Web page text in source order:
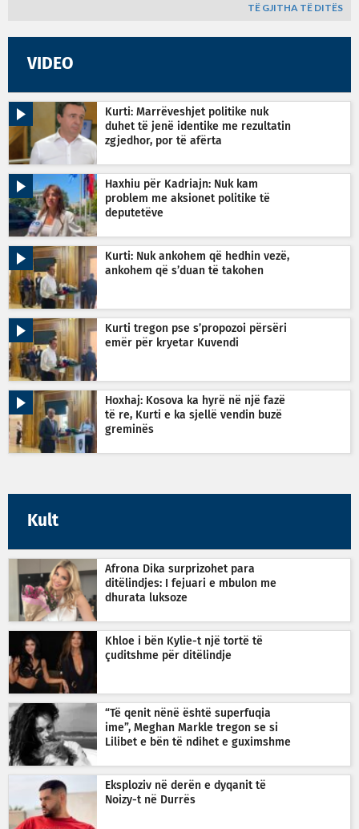
TË GJITHA TË DITËS
VIDEO
Kurti: Marrëveshjet politike nuk
duhet të jenë identike me rezultatin
zgjedhor, por të afërta
Haxhiu për Kadriajn: Nuk kam
problem me aksionet politike të
deputetëve
Kurti: Nuk ankohem që hedhin vezë,
ankohem që s’duan të takohen
Kurti tregon pse s’propozoi përsëri
emër për kryetar Kuvendi
Hoxhaj: Kosova ka hyrë në një fazë
të re, Kurti e ka sjellë vendin buzë
greminës
Kult
Afrona Dika surprizohet para
ditëlindjes: I fejuari e mbulon me
dhurata luksoze
Khloe i bën Kylie-t një tortë të
çuditshme për ditëlindje
“Të qenit nënë është superfuqia
ime”, Meghan Markle tregon se si
Lilibet e bën të ndihet e guximshme
Eksploziv në derën e dyqanit të
Noizy-t në Durrës